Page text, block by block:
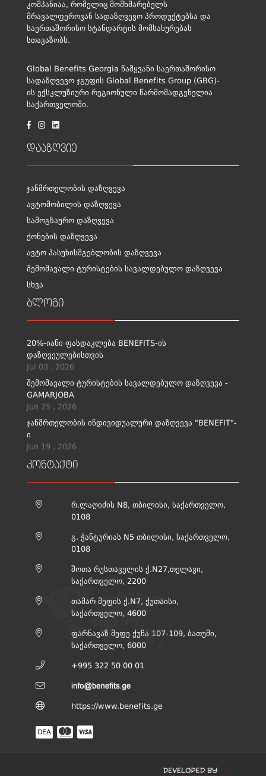
კომპანიაა, რომელიც მომხმარებელს
მრავალფეროვან სადაზღვევო პროდუქტებსა და
საერთაშორისო სტანდარტის მომსახურებას
სთავაზობს.
Global Benefits Georgia წამყვანი საერთაშორისო
სადაზღვევო ჯგუფის Global Benefits Group (GBG)-
ის ექსკლუზიური რეგიონული წარმომადგენელია
საქართველოში.
დააზღვიე
ჯანმრთელობის დაზღვევა
ავტომობილის დაზღვევა
სამოგზაურო დაზღვევა
ქონების დაზღვევა
ავტო პასუხისმგებლობის დაზღვევა
შემომავალი ტურისტების სავალდებულო დაზღვევა
სხვა
ბლოგი
20%-იანი ფასდაკლება BENEFITS-ის
დაზღვეულებისთვის
Jul 03 , 2026
შემომავალი ტურისტების სავალდებულო დაზღვევა -
GAMARJOBA
Jun 25 , 2026
ჯანმრთელობის ინდივიდუალური დაზღვევა "BENEFIT"-
ი
Jun 19 , 2026
კონტაქტი
რ.ლაღიძის N8, თბილისი, საქართველო,
0108
გ. ჭანტურიას N5 თბილისი, საქართველო,
0108
შოთა რუსთაველის ქ.N27,თელავი,
საქართველო, 2200
თამარ მეფის ქ.N7, ქუთაისი,
საქართველო, 4600
ფარნავაზ მეფე ქუჩა 107-109, ბათუმი,
საქართველო, 6000
+995 322 50 00 01
https://www.benefits.ge
DEA